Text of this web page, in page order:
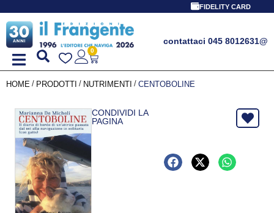
FIDELITY CARD
contattaci 045 8012631@
0
HOME / PRODOTTI / NUTRIMENTI / CENTOBOLINE
CONDIVIDI LA
PAGINA